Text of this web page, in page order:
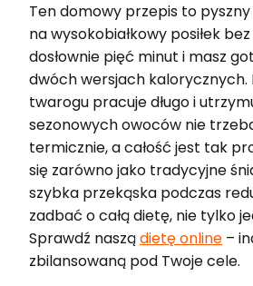
Ten domowy przepis to
na wysokobiałkowy posiłek
dosłownie pięć minut i masz
dwóch wersjach kalorycznych.
twarogu pracuje długo i
sezonowych owoców nie
termicznie, a całość jest tak
się zarówno jako tradycyjne
szybka przekąska podczas
zadbać o całą dietę, nie tylko
Sprawdź nasządietę online –
zbilansowaną pod Twoje cele.